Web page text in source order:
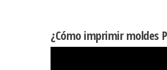
¿Cómo imprimir moldes